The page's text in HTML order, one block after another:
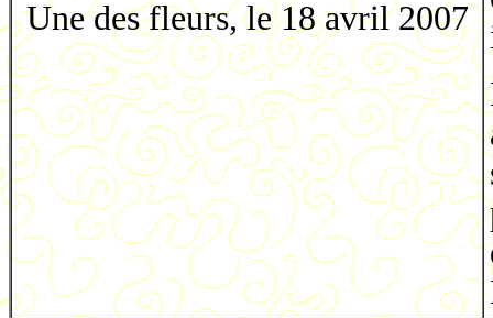
Une des fleurs, le 18 avril 2007